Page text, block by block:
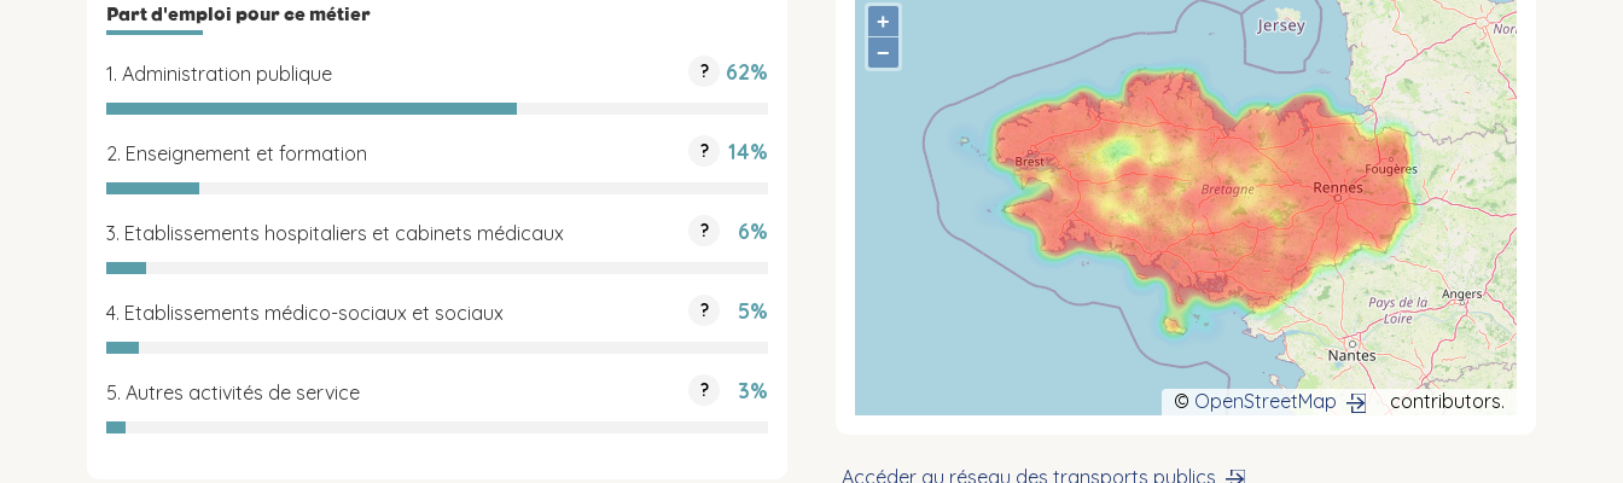
Part d'emploi pour ce métier
1. Administration publique ? 62%
2. Enseignement et formation ? 14%
3. Etablissements hospitaliers et cabinets médicaux ? 6%
4. Etablissements médico-sociaux et sociaux ? 5%
5. Autres activités de service ? 3%
+
−
© OpenStreetMap contributors.
Accéder au réseau des transports publics